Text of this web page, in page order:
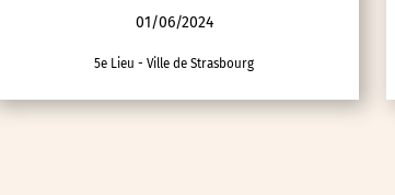
01/06/2024
5e Lieu - Ville de Strasbourg